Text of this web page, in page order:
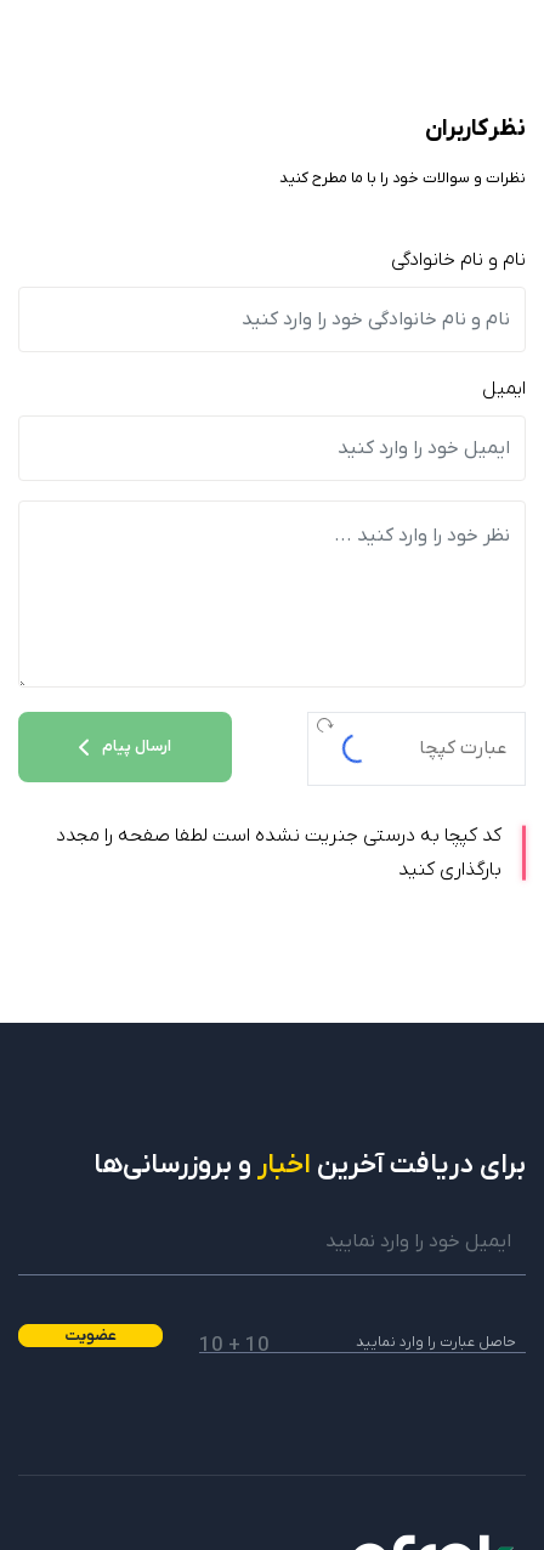
نظر کاربران
نظرات و سوالات خود را با ما مطرح کنید
نام و نام خانوادگی
ایمیل
ارسال پیام
کد کپچا به درستی جنریت نشده است لطفا صفحه را مجدد
بارگذاری کنید
برای دریافتآخرین اخبار و بروزرسانی‌ها
10 + 10 عضویت